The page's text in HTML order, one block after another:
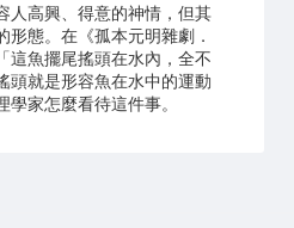
人高興、得意的神情，但其
態。在《孤本元明雜劇．
這魚擺尾搖頭在水內，全不
頭就是形容魚在水中的運動
家怎麼看待這件事。